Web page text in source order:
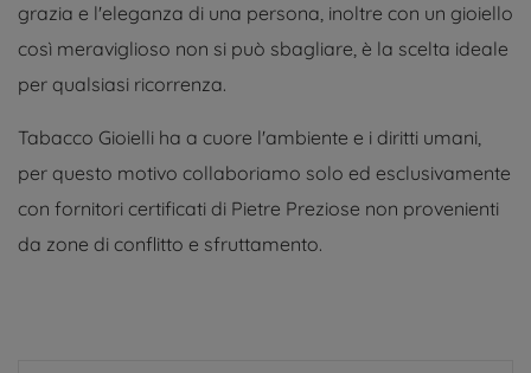
grazia e l'eleganza di una persona, inoltre con un gioiello
così meraviglioso non si può sbagliare, è la scelta ideale
per qualsiasi ricorrenza.
Tabacco Gioielli ha a cuore l'ambiente e i diritti umani,
per questo motivo collaboriamo solo ed esclusivamente
con fornitori certificati di Pietre Preziose non provenienti
da zone di conflitto e sfruttamento.